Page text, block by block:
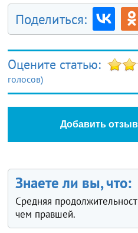
Поделиться:
Оцените статью:
голосов)
Добавить
Знаете ли вы, что:
Средняя
чем правшей.